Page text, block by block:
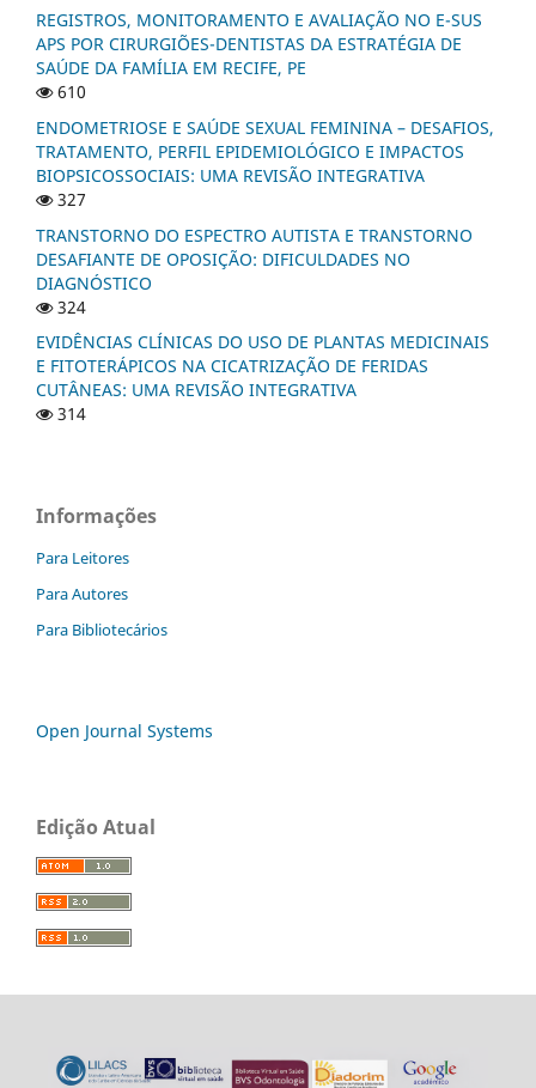
REGISTROS, MONITORAMENTO E AVALIAÇÃO NO E-SUS
APS POR CIRURGIÕES-DENTISTAS DA ESTRATÉGIA DE
SAÚDE DA FAMÍLIA EM RECIFE, PE
610
ENDOMETRIOSE E SAÚDE SEXUAL FEMININA – DESAFIOS,
TRATAMENTO, PERFIL EPIDEMIOLÓGICO E IMPACTOS
BIOPSICOSSOCIAIS: UMA REVISÃO INTEGRATIVA
327
TRANSTORNO DO ESPECTRO AUTISTA E TRANSTORNO
DESAFIANTE DE OPOSIÇÃO: DIFICULDADES NO
DIAGNÓSTICO
324
EVIDÊNCIAS CLÍNICAS DO USO DE PLANTAS MEDICINAIS
E FITOTERÁPICOS NA CICATRIZAÇÃO DE FERIDAS
CUTÂNEAS: UMA REVISÃO INTEGRATIVA
314
Informações
Para Leitores
Para Autores
Para Bibliotecários
Open Journal Systems
Edição Atual